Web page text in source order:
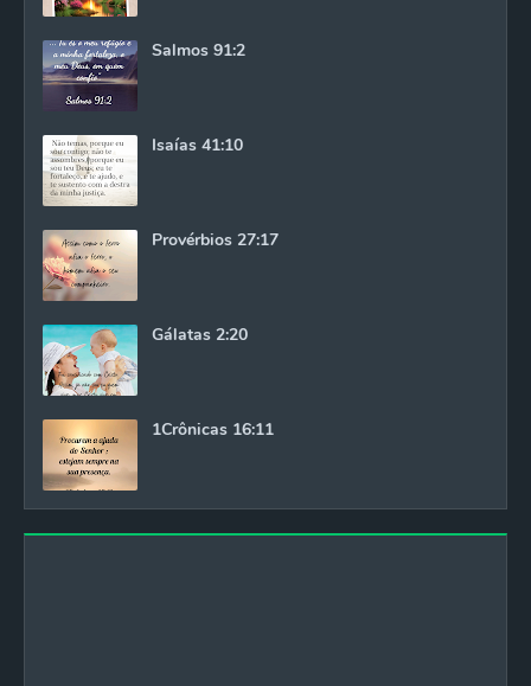
Salmos 91:2
Isaías 41:10
Provérbios 27:17
Gálatas 2:20
1Crônicas 16:11